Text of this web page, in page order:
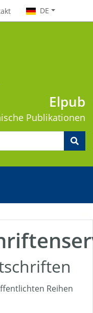
DE
Elpub
Publikationen
Reihen